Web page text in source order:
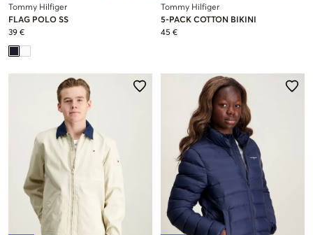
Tommy Hilfiger
FLAG POLO SS
39 €
Tommy Hilfiger
5-PACK COTTON BIKINI
45 €